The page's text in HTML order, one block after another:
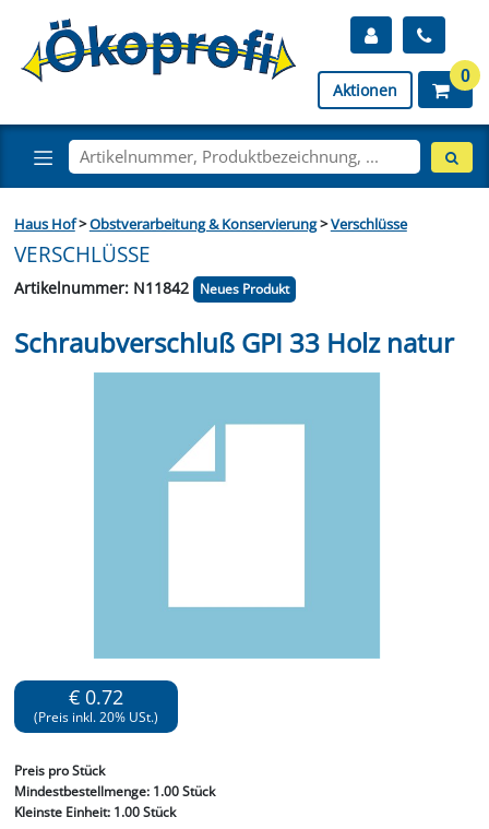
Aktionen
0
Haus Hof>Obstverarbeitung & Konservierung>Verschlüsse
VERSCHLÜSSE
Artikelnummer: N11842 Neues Produkt
Schraubverschluß GPI 33 Holz natur
€ 0.72
(Preis inkl. 20% USt.)
Preis pro Stück
Mindestbestellmenge: 1.00 Stück
Kleinste Einheit:1.00 Stück